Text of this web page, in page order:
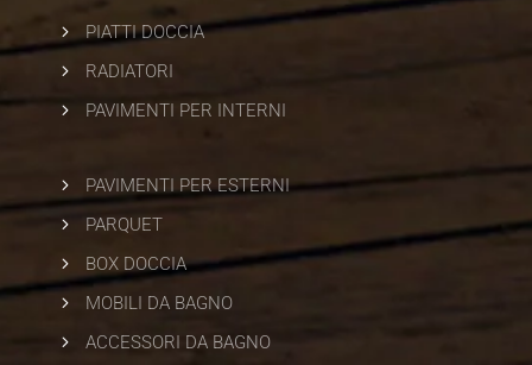
5
PIATTI DOCCIA
5
RADIATORI
5
PAVIMENTI PER INTERNI
5
PAVIMENTI PER ESTERNI
5
PARQUET
5
BOX DOCCIA
5
MOBILI DA BAGNO
5
ACCESSORI DA BAGNO